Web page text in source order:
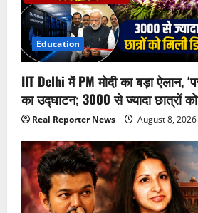
Education
IIT Delhi में PM मोदी का बड़ा ऐलान,
का उद्घाटन; 3000 से ज्यादा छात्रों को
Real Reporter News August 8, 2026